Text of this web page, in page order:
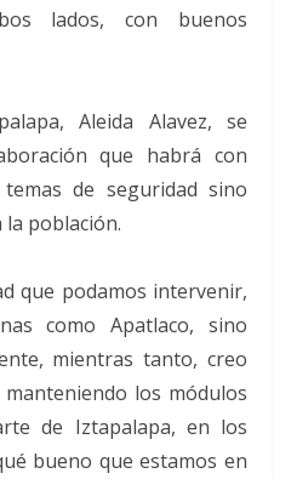
lados, con buenos
Aleida Alavez, se
que habrá con
de seguridad sino
población.
que podamos intervenir,
como Apatlaco, sino
mientras tanto, creo
los módulos
de Iztapalapa, en los
bueno que estamos en